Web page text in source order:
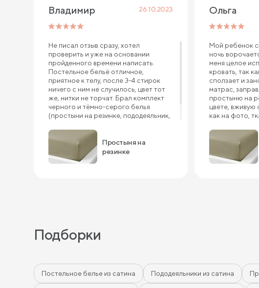
Владимир 26.10.2023
Не писал отзыв сразу, хотел
проверить и уже на основании
пройденного времени написать.
Постельное бельё отличное,
приятное к телу, после 3-4 стирок
ничего с ним не случилось, цвет тот
же, нитки не торчат. Брал комплект
черного и тёмно-серого белья
(простыни на резинке, пододеяльник,
советую!
Простыня на
резинке
Ольга
Мой ребенок
ночь
меня целое
кровать, так
сползает и
матрас,
простыню на
цвете, вживую
как на фото,
Подборки
Постельное белье из сатина Пододеяльники из сатина